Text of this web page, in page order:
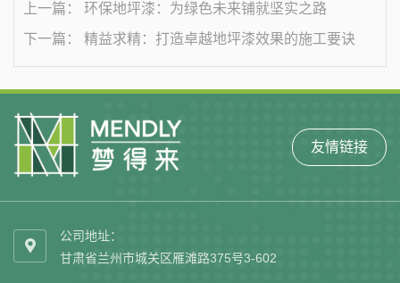
上一篇： 环保地坪漆：为绿色未来铺就坚实之路
下一篇： 精益求精：打造卓越地坪漆效果的施工要诀
友情链接

公司地址：
甘肃省兰州市城关区雁滩路375号3-602